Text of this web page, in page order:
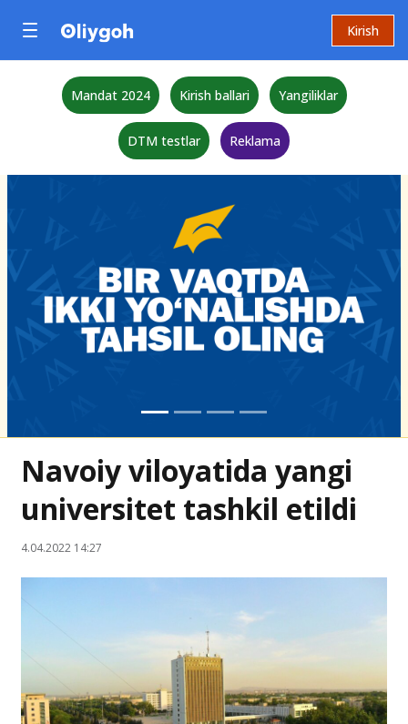
Kirish
Mandat 2024 Kirish ballari Yangiliklar
DTM testlar Reklama
Navoiy viloyatida yangi
universitet tashkil etildi
4.04.2022 14:27